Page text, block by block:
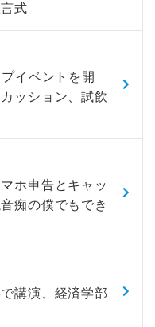
式
イベントを開
ッション、試飲
ホ申告とキャッ
痴の僕でもでき
講演、経済学部